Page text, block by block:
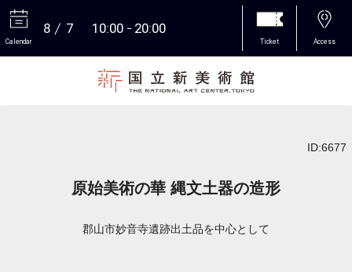
Calendar
8 7 10:00 20:00
Ticket Access
ID:6677
原始美術の華 縄文土器の造形
郡山市妙音寺遺跡出土品を中心として